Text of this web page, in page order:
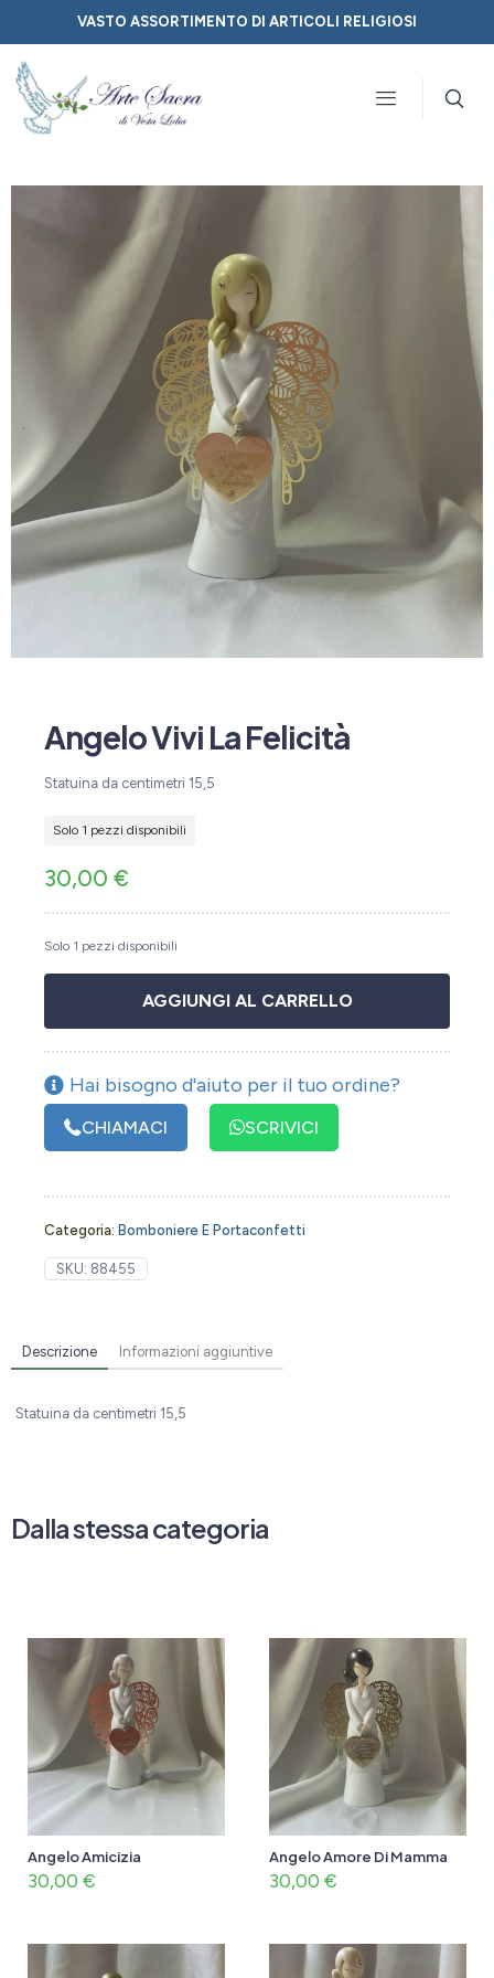
VASTO ASSORTIMENTO DI ARTICOLI RELIGIOSI
Angelo Vivi La Felicità
Statuina da centimetri 15,5
Solo 1 pezzi disponibili
30,00 €
Solo 1 pezzi disponibili
AGGIUNGI AL CARRELLO
Hai bisogno d'aiuto per il tuo ordine?
CHIAMACI SCRIVICI
Categoria: Bomboniere E Portaconfetti
SKU: 88455
Descrizione Informazioni aggiuntive
Statuina da centimetri 15,5
Dalla stessa categoria
Angelo Amicizia
30,00 €
Angelo Amore Di Mamma
30,00 €